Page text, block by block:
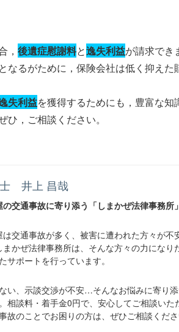
， 後遺症慰謝料と逸失利益が請求でき
なるがために，保険会社は低く抑えた
失利益を獲得するためにも，豊富な知
ひ，ご相談ください。
井上 昌哉
の交通事故に寄り添う「しまかぜ法律事務所」
は交通事故が多く、被害に遭われた方々が不
まかぜ法律事務所は、そんな方々の力になり
サポートを行っています。
い、示談交渉が不安…そんなお悩みに寄り
相談料・着手金0円で、安心してご相談いた
故のことでお困りの方は、ぜひご相談くださ